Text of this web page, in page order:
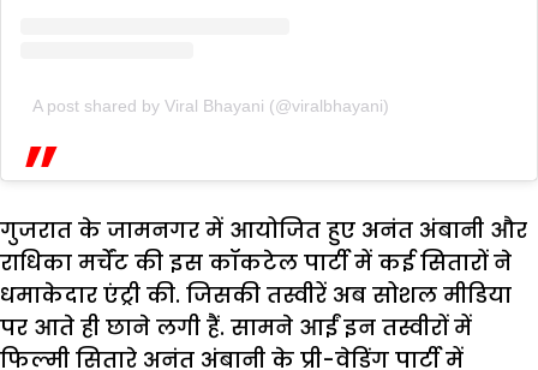
A post shared by Viral Bhayani (@viralbhayani)
गुजरात के जामनगर में आयोजित हुए अनंत अंबानी और
राधिका मर्चेंट की इस कॉकटेल पार्टी में कई सितारों ने
धमाकेदार एंट्री की. जिसकी तस्वीरें अब सोशल मीडिया
पर आते ही छाने लगी हैं. सामने आईं इन तस्वीरों में
फिल्मी सितारे अनंत अंबानी के प्री-वेडिंग पार्टी में